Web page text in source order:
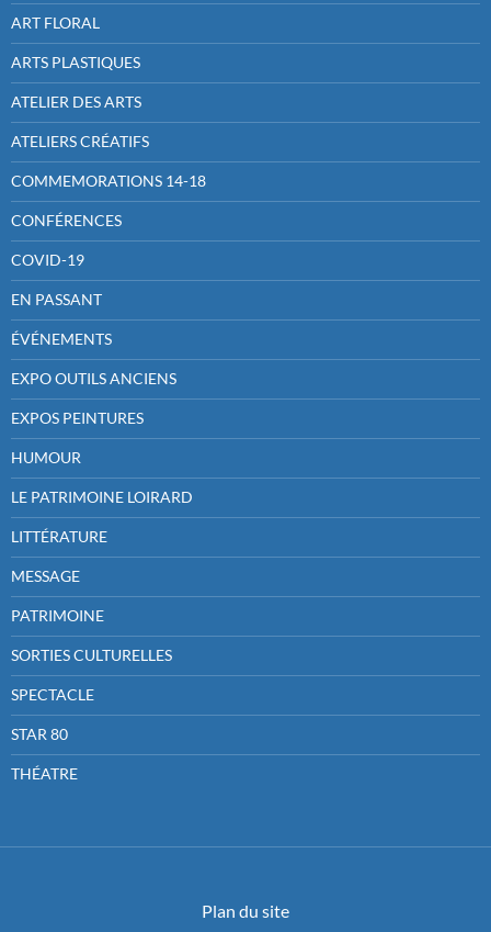
ART FLORAL
ARTS PLASTIQUES
ATELIER DES ARTS
ATELIERS CRÉATIFS
COMMEMORATIONS 14-18
CONFÉRENCES
COVID-19
EN PASSANT
ÉVÉNEMENTS
EXPO OUTILS ANCIENS
EXPOS PEINTURES
HUMOUR
LE PATRIMOINE LOIRARD
LITTÉRATURE
MESSAGE
PATRIMOINE
SORTIES CULTURELLES
SPECTACLE
STAR 80
THÉATRE
Plan du site